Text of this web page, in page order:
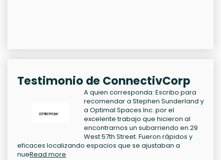
Testimonio de ConnectivCorp
A quien corresponda: Escribo para
recomendar a Stephen Sunderland y
a Optimal Spaces Inc. por el
excelente trabajo que hicieron al
encontrarnos un subarriendo en 29
West 57th Street. Fueron rápidos y
eficaces localizando espacios que se ajustaban a
nueRead more